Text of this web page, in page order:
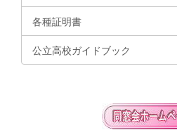
各種証明書
公立高校ガイドブック